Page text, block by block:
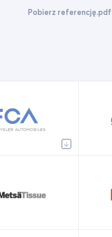
Pobierz referencję.pdf